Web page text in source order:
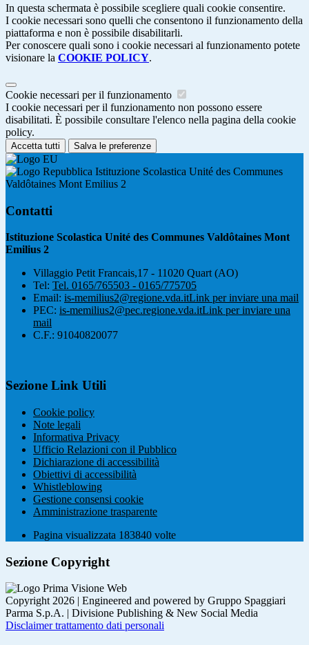
In questa schermata è possibile scegliere quali cookie consentire.
I cookie necessari sono quelli che consentono il funzionamento della
piattaforma e non è possibile disabilitarli.
Per conoscere quali sono i cookie necessari al funzionamento potete
visionare la COOKIE POLICY.
Cookie necessari per il funzionamento
I cookie necessari per il funzionamento non possono essere
disabilitati. È possibile consultare l'elenco nella pagina della cookie
policy.
Accetta tutti Salva le preferenze
Istituzione Scolastica Unité des Communes
Valdôtaines Mont Emilius 2
Contatti
Istituzione Scolastica Unité des Communes Valdôtaines Mont
Emilius 2
Villaggio Petit Francais,17 - 11020 Quart (AO)
Tel: Tel. 0165/765503 - 0165/775705
Email: is-memilius2@regione.vda.itLink per inviare una mail
PEC: is-memilius2@pec.regione.vda.itLink per inviare una
mail
C.F.: 91040820077
Sezione Link Utili
Cookie policy
Note legali
Informativa Privacy
Ufficio Relazioni con il Pubblico
Dichiarazione di accessibilità
Obiettivi di accessibilità
Whistleblowing
Gestione consensi cookie
Amministrazione trasparente
Pagina visualizzata 183840 volte
Sezione Copyright
Copyright 2026 | Engineered and powered by Gruppo Spaggiari
Parma S.p.A. | Divisione Publishing & New Social Media
Disclaimer trattamento dati personali